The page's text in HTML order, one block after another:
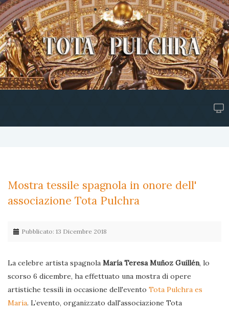
Mostra tessile spagnola in onore dell'
associazione Tota Pulchra
Pubblicato: 13 Dicembre 2018
La celebre artista spagnola María Teresa Muñoz Guillén, lo
scorso 6 dicembre, ha effettuato una mostra di opere
artistiche tessili in occasione dell'evento Tota Pulchra es
Maria. L’evento, organizzato dall'associazione Tota